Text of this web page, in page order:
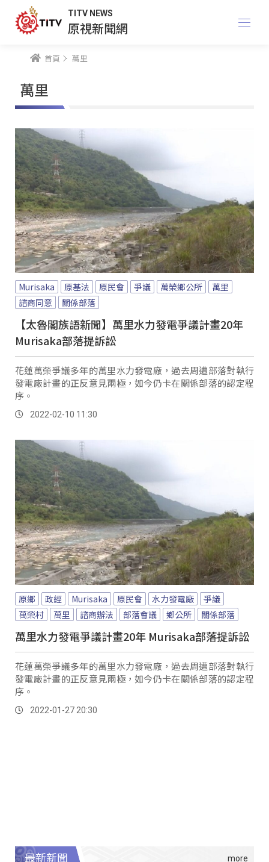
TITV NEWS
原視新聞網
首頁 萬里
萬里
Murisaka 原基法 原民會 爭議 萬榮鄉公所
萬里
諮商同意
關係部落
【太魯閣族語新聞】萬里水力發電爭議計畫20年
Murisaka部落提訴訟
花蓮萬榮爭議多年的萬里水力發電廠，過去周遭部落對執行
發電廠計畫的正反意見兩極，如今仍卡在關係部落的認定程
序。
2022-02-10 11:30
原鄉 政經 Murisaka 原民會 水力發電廠
爭議
萬榮村
萬里 諮商辦法 部落會議 鄉公所 關係部落
萬里水力發電爭議計畫20年 Murisaka部落提訴訟
花蓮萬榮爭議多年的萬里水力發電廠，過去周遭部落對執行
發電廠計畫的正反意見兩極，如今仍卡在關係部落的認定程
序。
2022-01-27 20:30
最新新聞